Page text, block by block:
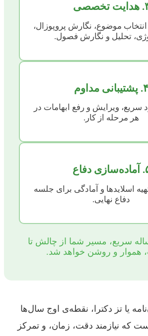
انتخاب موضوع، نگارش پروپوزال،
تحلیل و نگارش فصول.
۴. پشتیبانی مداوم
سریع، ویرایش و رفع ابهامات در
هر مرحله از کار.
دفاع
اسلایدها و آمادگی برای جلسه
دفاع نهایی.
سریع، مسیر شما از چالش تا
هموار و روشن خواهد شد.
یا تز دکترا، نقطه‌ی اوج سال‌ها
که نیازمند دقت، زمان، و تمرکز